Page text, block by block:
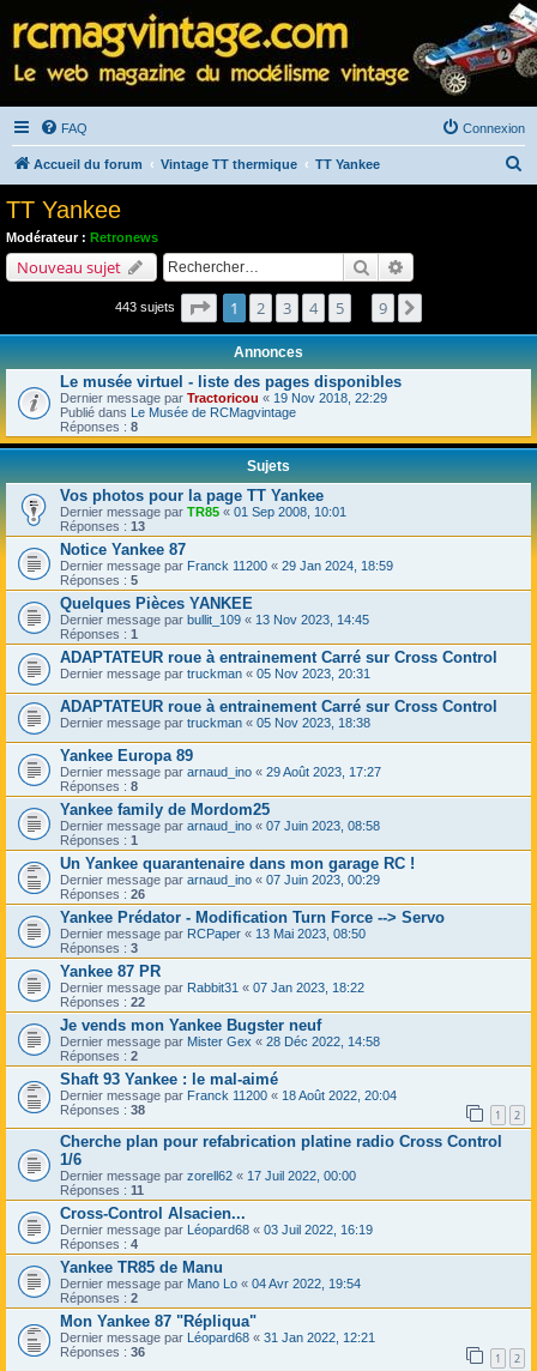
FAQ Connexion
Accueil du forum Vintage TT thermique TT Yankee
c
TT Yankee
Modérateur : Retronews
Nouveau sujet Rechercher
443 sujets Page sur9
1 2 3 4 5 9
Annonces
Le musée virtuel - liste des pages disponibles
Dernier message par Tractoricou « 19 Nov 2018, 22:29
Publié dans Le Musée de RCMagvintage
Réponses : 8
Sujets
Vos photos pour la page TT Yankee
Dernier message par TR85 « 01 Sep 2008, 10:01
Réponses : 13
Notice Yankee 87
Dernier message par Franck 11200 « 29 Jan 2024, 18:59
Réponses : 5
Quelques Pièces YANKEE
Dernier message par bullit_109 « 13 Nov 2023, 14:45
Réponses : 1
ADAPTATEUR roue à entrainement Carré sur Cross Control
Dernier message par truckman « 05 Nov 2023, 20:31
ADAPTATEUR roue à entrainement Carré sur Cross Control
Dernier message par truckman « 05 Nov 2023, 18:38
Yankee Europa 89
Dernier message par arnaud_ino « 29 Août 2023, 17:27
Réponses : 8
Yankee family de Mordom25
Dernier message par arnaud_ino « 07 Juin 2023, 08:58
Réponses : 1
Un Yankee quarantenaire dans mon garage RC !
Dernier message par arnaud_ino « 07 Juin 2023, 00:29
Réponses : 26
Yankee Prédator - Modification Turn Force --> Servo
Dernier message par RCPaper « 13 Mai 2023, 08:50
Réponses : 3
Yankee 87 PR
Dernier message par Rabbit31 « 07 Jan 2023, 18:22
Réponses : 22
Je vends mon Yankee Bugster neuf
Dernier message par Mister Gex « 28 Déc 2022, 14:58
Réponses : 2
Shaft 93 Yankee : le mal-aimé
Dernier message par Franck 11200 « 18 Août 2022, 20:04
Réponses : 38 1 2
Cherche plan pour refabrication platine radio Cross Control
1/6
Dernier message par zorell62 « 17 Juil 2022, 00:00
Réponses : 11
Cross-Control Alsacien...
Dernier message par Léopard68 « 03 Juil 2022, 16:19
Réponses : 4
Yankee TR85 de Manu
Dernier message par Mano Lo « 04 Avr 2022, 19:54
Réponses : 2
Mon Yankee 87 "Répliqua"
Dernier message par Léopard68 « 31 Jan 2022, 12:21
Réponses : 36 1 2